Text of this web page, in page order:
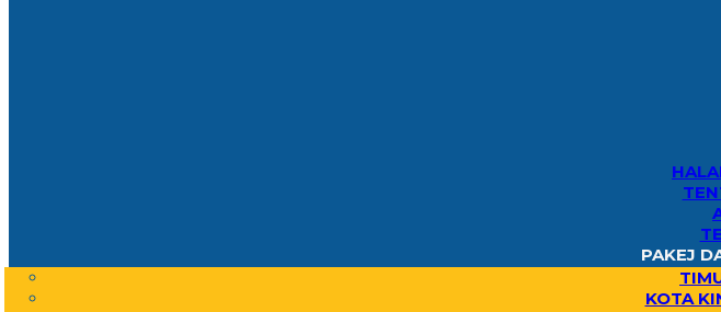
PAKEJ
KOTA